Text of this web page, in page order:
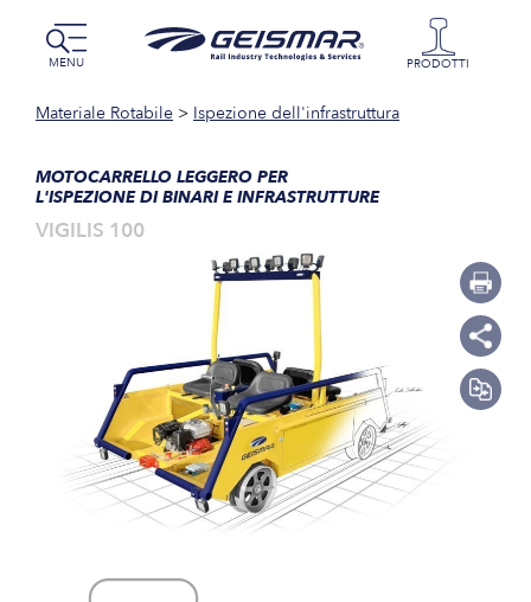
MENU PRODOTTI
Materiale Rotabile > Ispezione dell'infrastruttura
MOTOCARRELLO LEGGERO PER
L'ISPEZIONE DI BINARI E INFRASTRUTTURE
VIGILIS 100